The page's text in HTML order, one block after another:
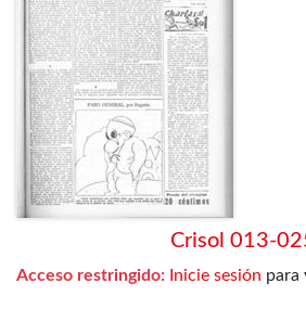
Crisol 013-
Acceso restringido: Inicie sesión para